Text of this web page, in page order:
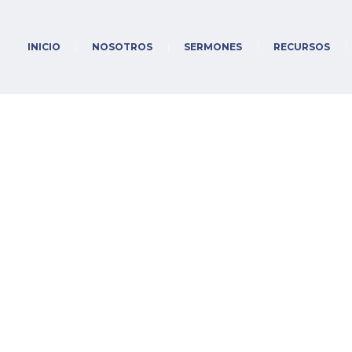
INICIO NOSOTROS SERMONES RECURSOS